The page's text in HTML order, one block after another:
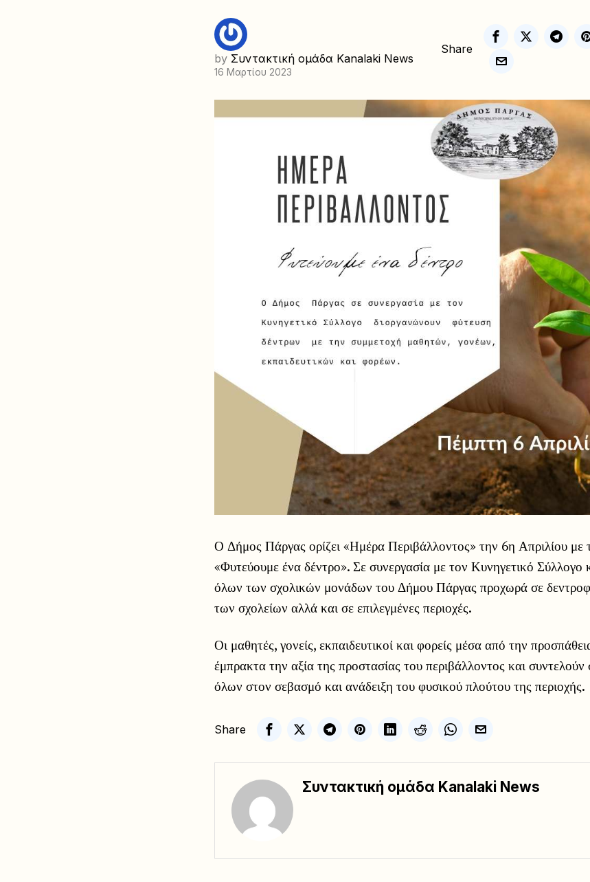
by Συντακτική ομάδα Kanalaki News
16 Μαρτίου 2023
Share
Ο Δήμος Πάργας ορίζει «Ημέρα Περιβάλλοντος» την 6η Απριλίου με
«Φυτεύουμε ένα δέντρο». Σε συνεργασία με τον Κυνηγετικό Σύλλογο
όλων των σχολικών μονάδων του Δήμου Πάργας προχωρά σε
των σχολείων αλλά και σε επιλεγμένες περιοχές.
Οι μαθητές, γονείς, εκπαιδευτικοί και φορείς μέσα από την
έμπρακτα την αξία της προστασίας του περιβάλλοντος και
όλων στον σεβασμό και ανάδειξη του φυσικού πλούτου της περιοχής.
Share
Συντακτική ομάδα Kanalaki News